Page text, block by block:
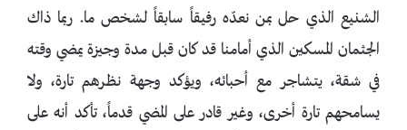
الشنيع الذي حل بمن نعدّه رفيقاً سابقاً لشخص ما. ربما ذاك
الجثمان المسكين الذي أمامنا قد كان قبل مدة وجيزة يمضي وقته
في شقة، يتشاجر مع أحبائه، ويؤكد وجهة نظرهم تارة، ولا
يسامحهم تارة أخرى، وغير قادر على المضي قدماً، تأكد أنه على